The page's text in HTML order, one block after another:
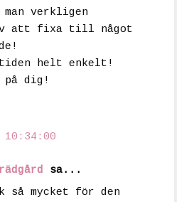
verkligen
att fixa till något
helt enkelt!
på dig!
sa...
så mycket för den